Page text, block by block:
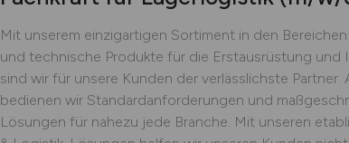
Mit unserem einzigartigen Sortiment in den
und technische Produkte für die Erstausrüstung und
sind wir für unsere Kunden der verlässlichste Partner.
bedienen wir Standardanforderungen und
Lösungen für nahezu jede Branche. Mit unseren